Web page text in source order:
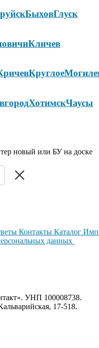
БыховГлуск
Кличев
Круглое
ХотимскЧаусы
новый или БУ на доске
Контакты Каталог
данных
УНП 100008738.
17-518.